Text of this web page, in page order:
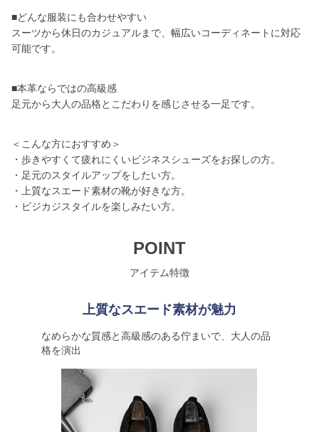
■どんな服装にも合わせやすい
スーツから休日のカジュアルまで、幅広いコーディネートに対応
可能です。
■本革ならではの高級感
足元から大人の品格とこだわりを感じさせる一足です。
＜こんな方におすすめ＞
・歩きやすくて疲れにくいビジネスシューズをお探しの方。
・足元のスタイルアップをしたい方。
・上質なスエード素材の靴が好きな方。
・ビジカジスタイルを楽しみたい方。
POINT
アイテム特徴
上質なスエード素材が魅力
なめらかな質感と高級感のある佇まいで、大人の品
格を演出